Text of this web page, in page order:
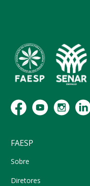
FAESP
Sobre
Diretores